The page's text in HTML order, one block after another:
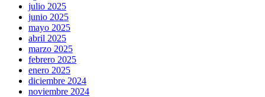
julio 2025
junio 2025
mayo 2025
abril 2025
marzo 2025
febrero 2025
enero 2025
diciembre 2024
noviembre 2024